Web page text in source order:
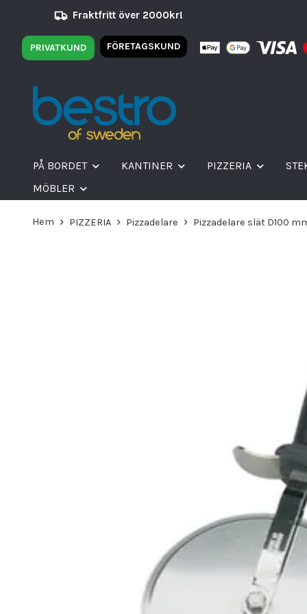
Fraktfritt över 2000kr!
PRIVATKUND FÖRETAGSKUND
PÅ BORDET KANTINER PIZZERIA
MÖBLER
Hem PIZZERIA Pizzadelare Pizzadelare slät D100